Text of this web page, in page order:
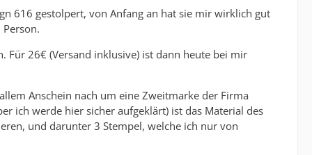
616 gestolpert, von Anfang an hat sie mir wirklich gut
Für 26€ (Versand inklusive) ist dann heute bei mir
Anschein nach um eine Zweitmarke der Firma
ich werde hier sicher aufgeklärt) ist das Material des
und darunter 3 Stempel, welche ich nur von